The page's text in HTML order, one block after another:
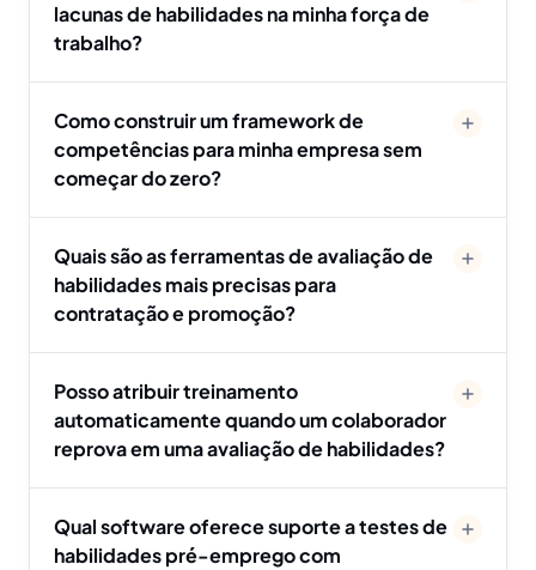
lacunas de habilidades na minha força de
trabalho?
Como construir um framework de
competências para minha empresa sem
começar do zero?
Quais são as ferramentas de avaliação de
habilidades mais precisas para
contratação e promoção?
Posso atribuir treinamento
automaticamente quando um colaborador
reprova em uma avaliação de habilidades?
Qual software oferece suporte a testes de
habilidades pré-emprego com